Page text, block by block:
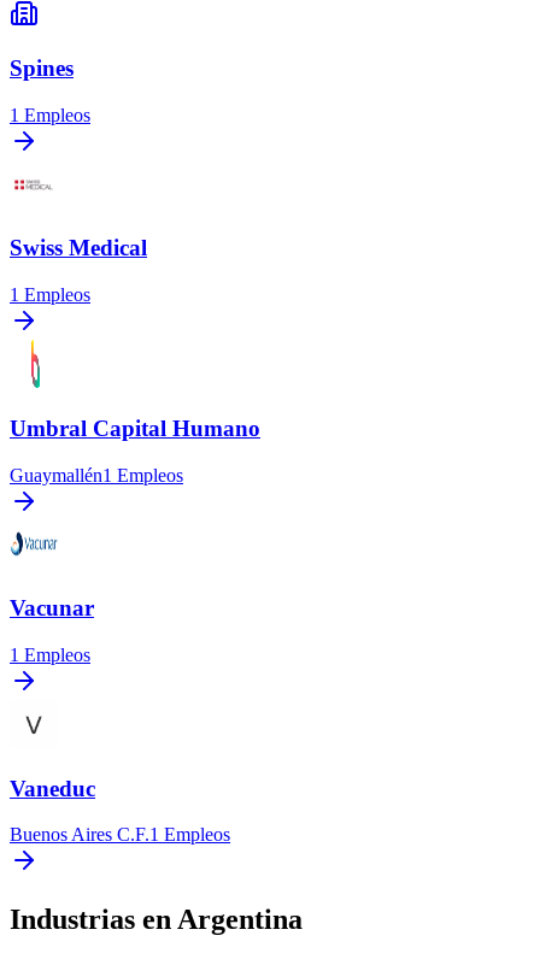
Spines
1 Empleos
Swiss Medical
1 Empleos
Umbral Capital Humano
Guaymallén1 Empleos
Vacunar
1 Empleos
Vaneduc
Buenos Aires C.F.1 Empleos
Industrias en Argentina